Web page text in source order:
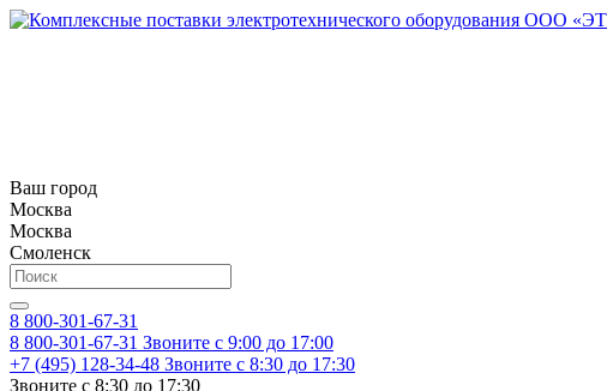
Ваш город
Москва
Москва
Смоленск
8 800-301-67-31
8 800-301-67-31 Звоните с 9:00 до 17:00
+7 (495) 128-34-48 Звоните с 8:30 до 17:30
Звоните с 8:30 до 17:30